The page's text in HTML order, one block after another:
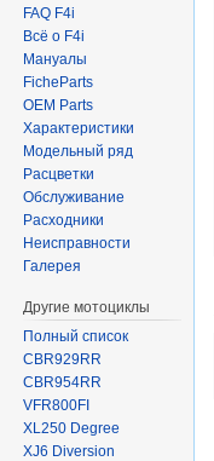
FAQ F4i
Всё о F4i
Мануалы
FicheParts
OEM Parts
Характеристики
Модельный ряд
Расцветки
Обслуживание
Расходники
Неисправности
Галерея
Другие мотоциклы
Полный список
CBR929RR
CBR954RR
VFR800FI
XL250 Degree
XJ6 Diversion